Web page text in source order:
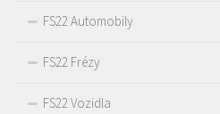
FS22 Automobily
FS22 Frézy
FS22 Vozidla